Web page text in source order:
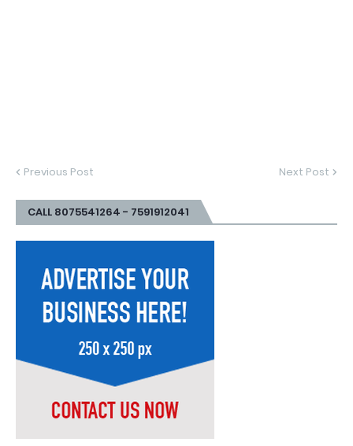
Previous Post Next Post
CALL 8075541264 - 7591912041